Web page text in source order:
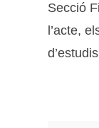
Secció
l’acte,